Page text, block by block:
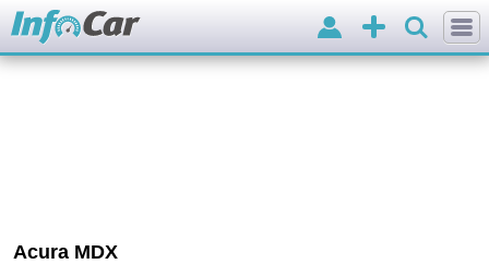
Додати
оголошення
Вхід
Acura MDX